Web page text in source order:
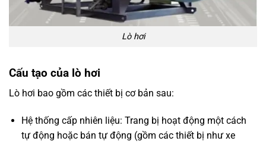
Lò hơi
Cấu tạo của lò hơi
Lò hơi bao gồm các thiết bị cơ bản sau:
Hệ thống cấp nhiên liệu: Trang bị hoạt động một cách
tự động hoặc bán tự động (gồm các thiết bị như xe